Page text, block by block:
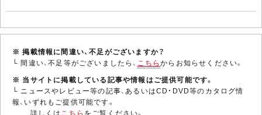
※ 掲載情報に間違い、不足がございますか？
└ 間違い、不足等がございましたら、 こちらからお知らせください。
※ 当サイトに掲載している記事や情報はご提供可能です。
└ ニュースやレビュー等の記事、あるいはCD・DVD等のカタログ情
報、いずれもご提供可能です。
詳しくはこちら をご覧ください。